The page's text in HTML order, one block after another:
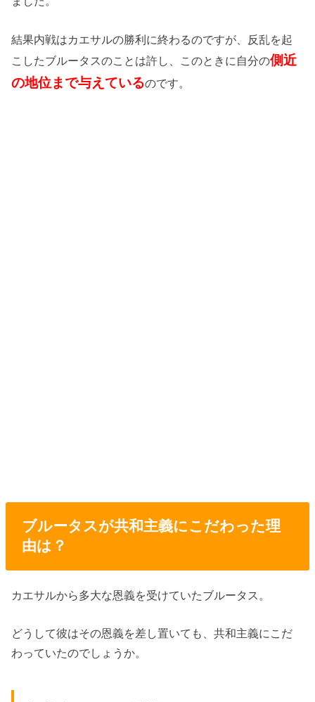
結果内戦はカエサルの勝利に終わるのですが、反乱を起
こしたブルータスのことは許し、このときに自分の側近
の地位まで与えているのです。
ブルータスが共和主義にこだわった理
由は？
カエサルから多大な恩義を受けていたブルータス。
どうして彼はその恩義を差し置いても、共和主義にこだ
わっていたのでしょうか。